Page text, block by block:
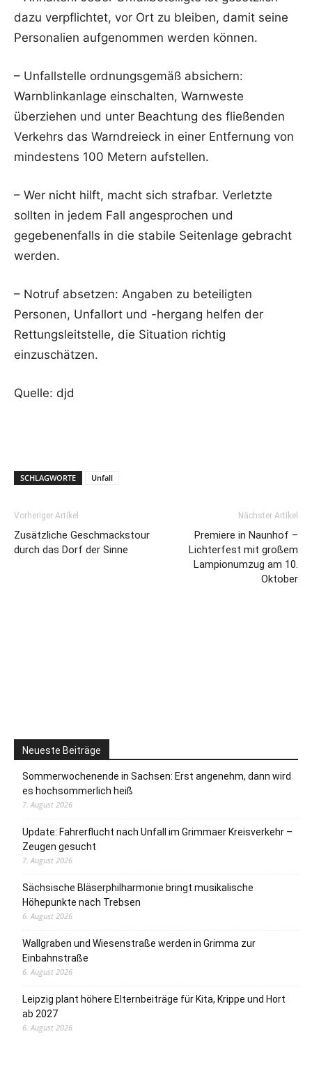
dazu verpflichtet, vor Ort zu bleiben, damit seine
Personalien aufgenommen werden können.
– Unfallstelle ordnungsgemäß absichern:
Warnblinkanlage einschalten, Warnweste
überziehen und unter Beachtung des fließenden
Verkehrs das Warndreieck in einer Entfernung von
mindestens 100 Metern aufstellen.
– Wer nicht hilft, macht sich strafbar. Verletzte
sollten in jedem Fall angesprochen und
gegebenenfalls in die stabile Seitenlage gebracht
werden.
– Notruf absetzen: Angaben zu beteiligten
Personen, Unfallort und -hergang helfen der
Rettungsleitstelle, die Situation richtig
einzuschätzen.
Quelle: djd
SCHLAGWORTE Unfall
Vorheriger Artikel
Zusätzliche Geschmackstour
durch das Dorf der Sinne
Nächster Artikel
Premiere in Naunhof –
Lichterfest mit großem
Lampionumzug am 10.
Oktober
Neueste Beiträge
Sommerwochenende in Sachsen: Erst angenehm, dann wird
es hochsommerlich heiß
7. August 2026
Update: Fahrerflucht nach Unfall im Grimmaer Kreisverkehr –
Zeugen gesucht
7. August 2026
Sächsische Bläserphilharmonie bringt musikalische
Höhepunkte nach Trebsen
6. August 2026
Wallgraben und Wiesenstraße werden in Grimma zur
Einbahnstraße
6. August 2026
Leipzig plant höhere Elternbeiträge für Kita, Krippe und Hort
ab 2027
6. August 2026